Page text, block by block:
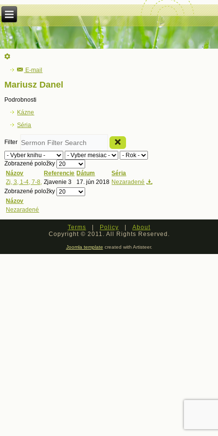
E-mail
Mariusz Danel
Podrobnosti
Kázne
Séria
Filter
Zobrazené položky
Názov
Referencie Dátum
Séria
Zj, 3, 1-4, 7-8, Zjavenie 3 17. jún 2018 Nezaradené
Zobrazené položky
Názov
Nezaradené
Terms | Policy | About
Copyright © 2011. All Rights Reserved.
Joomla template created with Artisteer.